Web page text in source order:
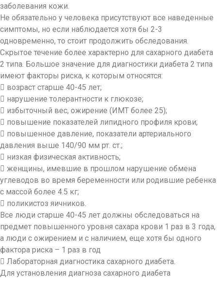
заболевания кожи.
Не обязательно у человека присутствуют все наведенные
симптомы, но если наблюдается хотя бы 2-3
одновременно, то стоит продолжить обследования.
Скрытое течение более характерно для сахарного диабета
2 типа. Большое значение для диагностики диабета 2 типа
имеют факторы риска, к которым относятся:
 возраст старше 40-45 лет;
 нарушение толерантности к глюкозе;
 избыточный вес, ожирение (ИМТ более 25);
 повышение показателей липидного профиля крови;
 повышенное давление, показатели артериального
давления выше 140/90 мм рт. ст.;
 низкая физическая активность;
 женщины, имевшие в прошлом нарушение обмена
углеводов во время беременности или родившие ребенка
с массой более 4.5 кг;
 поликистоз яичников.
Все люди старше 40-45 лет должны обследоваться на
предмет повышенного уровня сахара крови 1 раз в 3 года,
а люди с ожирением и с наличием, еще хотя бы одного
фактора риска – 1 раз в год
 Лабораторная диагностика сахарного диабета.
Для установления диагноза сахарного диабета